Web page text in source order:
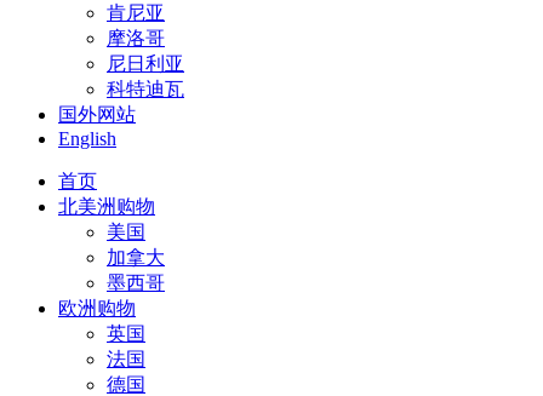
肯尼亚
摩洛哥
尼日利亚
科特迪瓦
国外网站
English
首页
北美洲购物
美国
加拿大
墨西哥
欧洲购物
英国
法国
德国